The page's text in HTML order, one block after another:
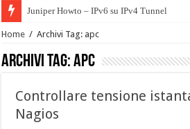
Juniper Howto – IPv6 su IPv4 Tunnel
Home / Archivi Tag: apc
Archivi Tag:apc
Controllare tensione
Nagios